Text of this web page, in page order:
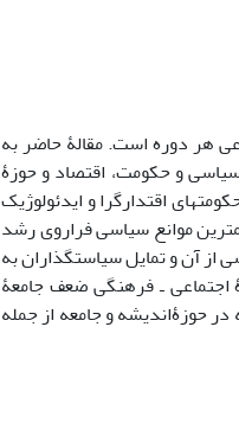
هر دوره است. مقالۀ حاضر به
و حکومت، اقتصاد و حوزۀ
اقتدارگرا و ایدئولوژیک
از دهۀ 1960 به بعد و خیزش اسلام سیاسی در دهۀ 1970 مهم‏ترین موانع سیاسی فراروی رشد
از آن و تمایل سیاست‏گذاران به
اجتماعی ـ فرهنگی ضعف جامعۀ
حوزۀ‏اندیشه و جامعه از جمله